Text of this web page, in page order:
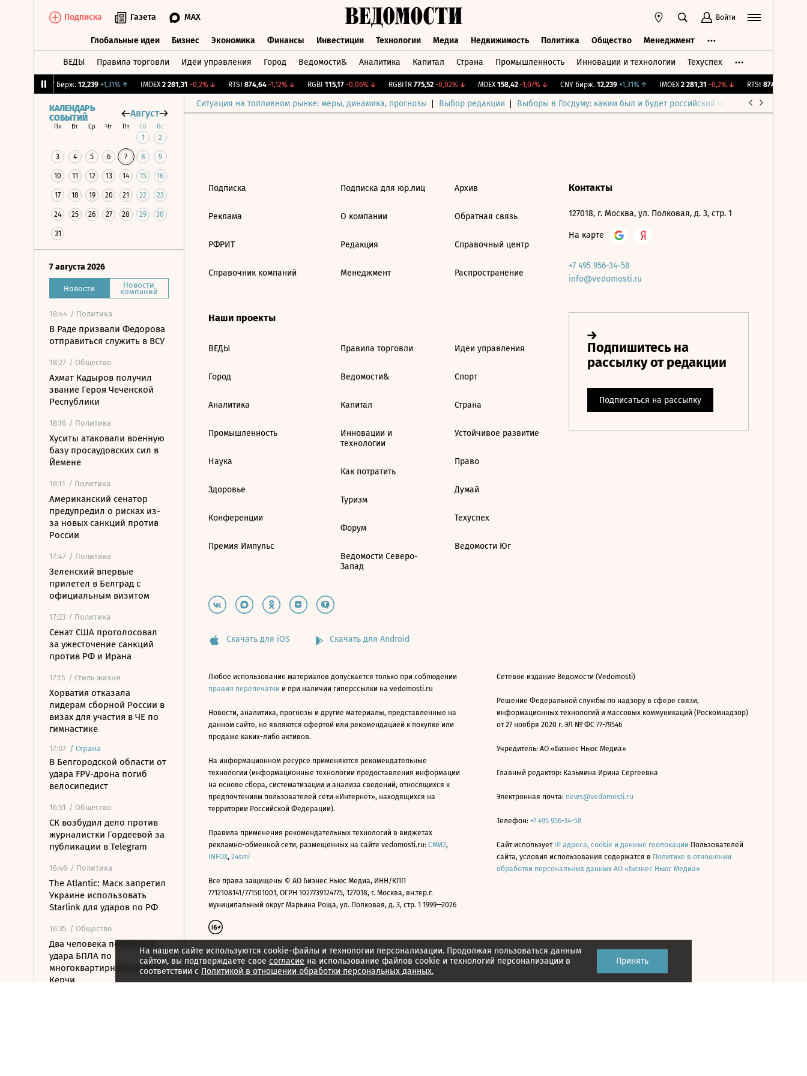
Подписка Газета MAX Войти
Глобальные идеи Бизнес Экономика Финансы Инвестиции Технологии Медиа Недвижимость Политика Общество Менеджмент
ВЕДЫ Правила торговли Идеи управления Город Ведомости& Аналитика Капитал Страна Промышленность Инновации и технологии Техуспех
CNY Бирж. 12,239 +1,31%↑ IMOEX 2 281,31 -0,2%↓ RTSI 874,64 -1,12%↓ RGBI 115,17 -0,06%↓ RGBITR 775,52 -0,02%↓ MOEX 158,42 -1,07%↓ CNY Бирж. 12,239 +1,31%↑ IMOEX 2 281,31 -0,2%↓ RTSI 874,64
Ситуация на топливном рынке: меры, динамика, прогнозы Выбор редакции Выборы в Госдуму: каким был и будет российский парламент
КАЛЕНДАРЬ
СОБЫТИЙ
Август
Пн Вт Ср Чт Пт Сб Вс
1 2
3 4 5 6 7 8 9
10 11 12 13 14 15 16
17 18 19 20 21 22 23
24 25 26 27 28 29 30
31
7 августа 2026
Новости Новости
компаний
18:44 / Политика
В Раде призвали Федорова
отправиться служить в ВСУ
18:27 / Общество
Ахмат Кадыров получил
звание Героя Чеченской
Республики
18:16 / Политика
Хуситы атаковали военную
базу просаудовских сил в
Йемене
18:11 / Политика
Американский сенатор
предупредил о рисках из-
за новых санкций против
России
17:47 / Политика
Зеленский впервые
прилетел в Белград с
официальным визитом
17:23 / Политика
Сенат США проголосовал
за ужесточение санкций
против РФ и Ирана
17:15 / Стиль жизни
Хорватия отказала
лидерам сборной России в
визах для участия в ЧЕ по
гимнастике
17:07 / Страна
В Белгородской области от
удара FPV-дрона погиб
велосипедист
16:51 / Общество
СК возбудил дело против
журналистки Гордеевой за
публикации в Telegram
16:46 / Политика
The Atlantic: Маск запретил
Украине использовать
Starlink для ударов по РФ
16:35 / Общество
Два человека погибли от
удара БПЛА по
многоквартирному дому в
Керчи
На нашем сайте используются cookie-файлы и технологии персонализации. Продолжая пользоваться данным
сайтом, вы подтверждаете свое согласие на использование файлов cookie и технологий персонализации в
соответствии с Политикой в отношении обработки персональных данных.
Принять
Подписка
Реклама
РФРИТ
Справочник компаний
Подписка для юр.лиц
О компании
Редакция
Менеджмент
Архив
Обратная связь
Справочный центр
Распространение
Наши проекты
ВЕДЫ
Город
Аналитика
Промышленность
Наука
Здоровье
Конференции
Премия Импульс
Правила торговли
Ведомости&
Капитал
Инновации и
технологии
Как потратить
Туризм
Форум
Ведомости Северо-
Запад
Идеи управления
Спорт
Страна
Устойчивое развитие
Право
Думай
Техуспех
Ведомости Юг
Контакты
127018, г. Москва, ул. Полковая, д. 3, стр. 1
На карте
+7 495 956-34-58
info@vedomosti.ru
Скачать для iOS Скачать для Android
Любое использование материалов допускается только при соблюдении
правил перепечатки и при наличии гиперссылки на vedomosti.ru
Новости, аналитика, прогнозы и другие материалы, представленные на
данном сайте, не являются офертой или рекомендацией к покупке или
продаже каких-либо активов.
На информационном ресурсе применяются рекомендательные
технологии (информационные технологии предоставления информации
на основе сбора, систематизации и анализа сведений, относящихся к
предпочтениям пользователей сети «Интернет», находящихся на
территории Российской Федерации).
Правила применения рекомендательных технологий в виджетах
рекламно-обменной сети, размещенных на сайте vedomosti.ru: СМИ2,
INFOX, 24smi
Все права защищены © АО Бизнес Ньюс Медиа, ИНН/КПП
7712108141/771501001, ОГРН 1027739124775, 127018, г. Москва, вн.тер.г.
муниципальный округ Марьина Роща, ул. Полковая, д. 3, стр. 1 1999—2026
Сетевое издание Ведомости (Vedomosti)
Решение Федеральной службы по надзору в сфере связи,
информационных технологий и массовых коммуникаций (Роскомнадзор)
от 27 ноября 2020 г. ЭЛ № ФС 77-79546
Учредитель: АО «Бизнес Ньюс Медиа»
Главный редактор: Казьмина Ирина Сергеевна
Электронная почта: news@vedomosti.ru
Телефон: +7 495 956-34-58
Сайт использует IP адреса, cookie и данные геолокации Пользователей
сайта, условия использования содержатся в Политике в отношении
обработки персональных данных АО «Бизнес Ньюс Медиа»